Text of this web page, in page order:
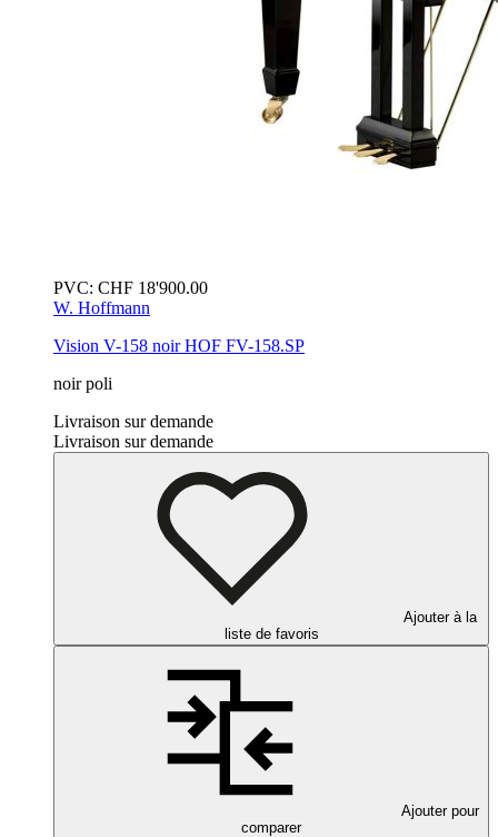
PVC: CHF 18'900.00
W. Hoffmann
Vision V-158 noirHOF FV-158.SP
noir poli
Livraison sur demande
Livraison sur demande
Ajouter à la
liste de favoris
Ajouter pour
comparer